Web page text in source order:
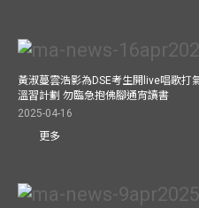
黃淑蔓雲浩影為DSE考生開live唱歌打
溫習計劃 勿臨急抱佛腳通宵讀書
2025-04-16
更多